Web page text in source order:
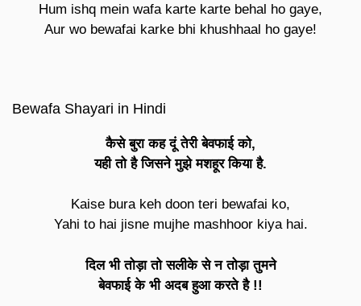
Hum ishq mein wafa karte karte behal ho gaye,
Aur wo bewafai karke bhi khushhaal ho gaye!
Bewafa Shayari in Hindi
कैसे बुरा कह दूं तेरी बेवफाई को,
यही तो है जिसने मुझे मशहूर किया है.
Kaise bura keh doon teri bewafai ko,
Yahi to hai jisne mujhe mashhoor kiya hai.
दिल भी तोड़ा तो सलीके से न तोड़ा तुमने
बेवफाई के भी अदब हुआ करते है !!